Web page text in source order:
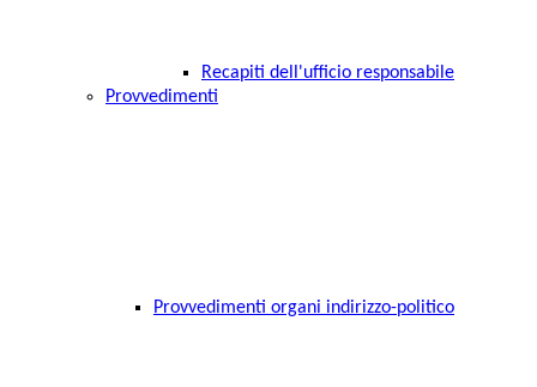
Recapiti dell'ufficio responsabile
Provvedimenti
Provvedimenti organi indirizzo-politico